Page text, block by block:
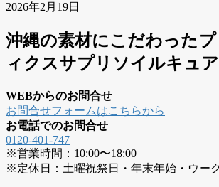
2026年2月19日
沖縄の素材にこだわった
ィクスサプリソイルキュア
WEBからのお問合せ
お問合せフォームはこちらから
お電話でのお問合せ
0120-401-747
※営業時間：10:00〜18:00
※定休日：土曜祝祭日・年末年始・ウー